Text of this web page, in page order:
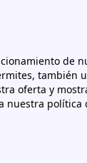
de
también
oferta y
nuestra política
2026: Precio del
Las tarifas
distintos